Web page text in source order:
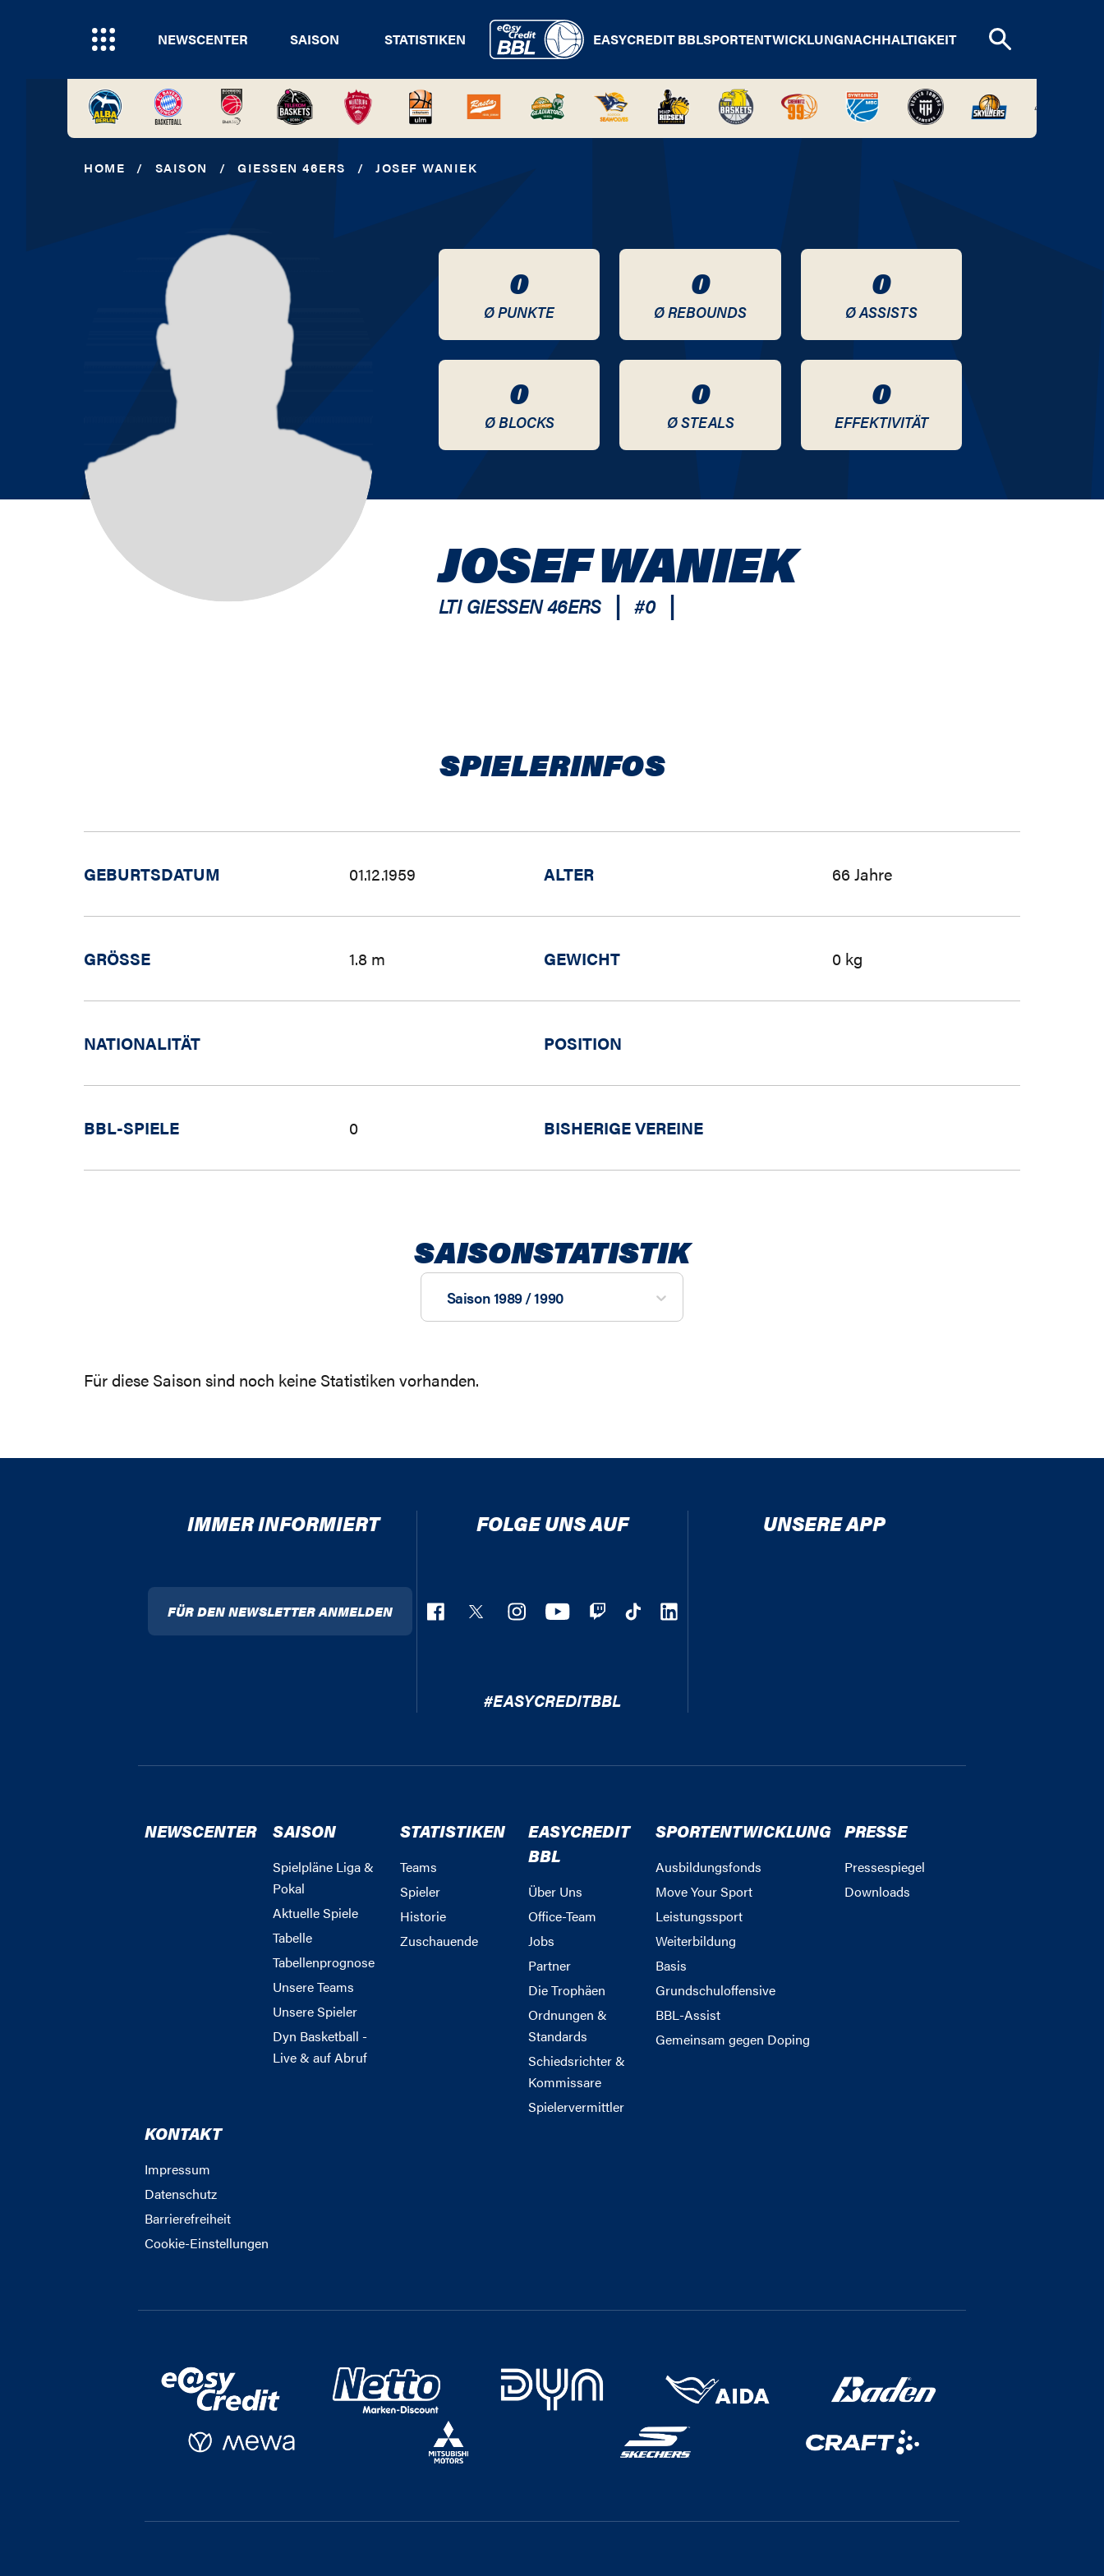
NEWSCENTER SAISON STATISTIKEN EASYCREDIT BBLSPORTENTWICKLUNGNACHHALTIGKEIT
HOME / SAISON / GIESSEN 46ERS / JOSEF WANIEK
0
Ø PUNKTE
0
Ø REBOUNDS
0
Ø ASSISTS
0
Ø BLOCKS
0
Ø STEALS
0
EFFEKTIVITÄT
JOSEF WANIEK
LTI GIESSEN 46ERS | #0 |
SPIELERINFOS
GEBURTSDATUM 01.12.1959 ALTER 66 Jahre
GRÖSSE 1.8 m GEWICHT 0 kg
NATIONALITÄT POSITION
BBL-SPIELE 0 BISHERIGE VEREINE
SAISONSTATISTIK
Saison 1989 / 1990
Für diese Saison sind noch keine Statistiken vorhanden.
IMMER INFORMIERT
FÜR DEN NEWSLETTER ANMELDEN
FOLGE UNS AUF
#EASYCREDITBBL
UNSERE APP
NEWSCENTER SAISON
Spielpläne Liga &
Pokal
Aktuelle Spiele
Tabelle
Tabellenprognose
Unsere Teams
Unsere Spieler
Dyn Basketball -
Live & auf Abruf
STATISTIKEN
Teams
Spieler
Historie
Zuschauende
EASYCREDIT
BBL
Über Uns
Office-Team
Jobs
Partner
Die Trophäen
Ordnungen &
Standards
Schiedsrichter &
Kommissare
Spielervermittler
SPORTENTWICKLUNG
Ausbildungsfonds
Move Your Sport
Leistungssport
Weiterbildung
Basis
Grundschuloffensive
BBL-Assist
Gemeinsam gegen Doping
PRESSE
Pressespiegel
Downloads
KONTAKT
Impressum
Datenschutz
Barrierefreiheit
Cookie-Einstellungen